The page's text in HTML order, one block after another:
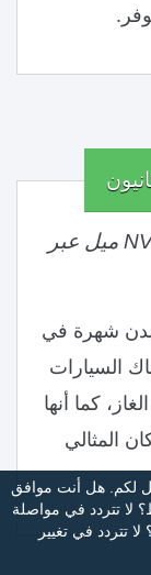
جنوباً.I-515 شرقاً و NV-165 53 ميل عبر
شهرة في
السيارات
كما أنها
المثالي
لكم. هل أنت موافق
لا تتردد في مواصلة
تتردد في تغيير